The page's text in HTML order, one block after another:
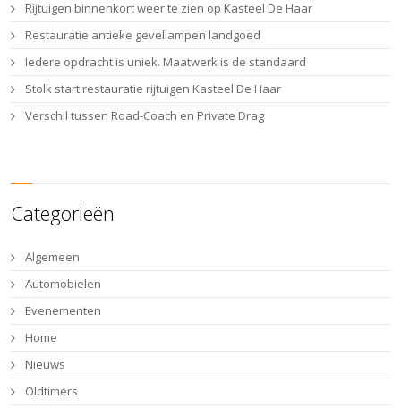
Rijtuigen binnenkort weer te zien op Kasteel De Haar
Restauratie antieke gevellampen landgoed
Iedere opdracht is uniek. Maatwerk is de standaard
Stolk start restauratie rijtuigen Kasteel De Haar
Verschil tussen Road-Coach en Private Drag
Categorieën
Algemeen
Automobielen
Evenementen
Home
Nieuws
Oldtimers